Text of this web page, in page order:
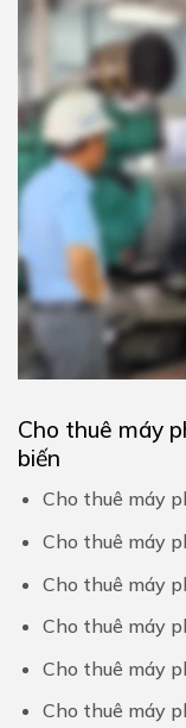
Cho thuê máy
biến
Cho thuê máy
Cho thuê máy
Cho thuê máy
Cho thuê máy
Cho thuê máy
Cho thuê máy